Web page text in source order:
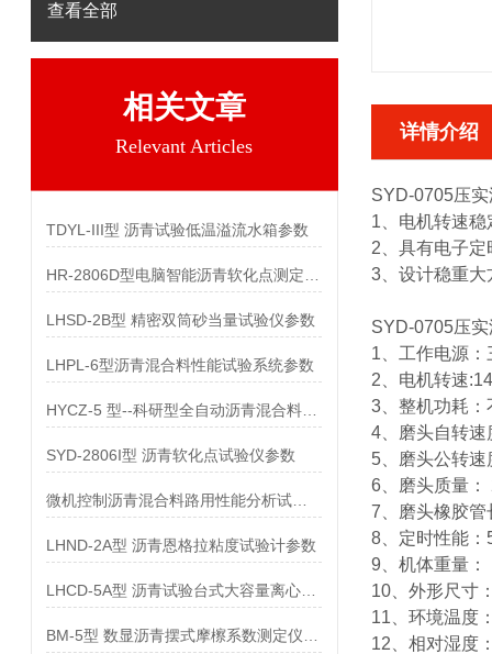
查看全部
相关文章
Relevant Articles
TDYL-III型 沥青试验低温溢流水箱参数
LHSD-2B型 精密双筒砂当量试验仪参数
LHPL-6型沥青混合料性能试验系统参数
SYD-2806I型 沥青软化点试验仪参数
LHND-2A型 沥青恩格拉粘度试验计参数
详情介绍
SYD-0705压
1、电机转速
2、具有电子
3、设计稳重大
SYD-0705压
1、工作电源
2、电机转速
3、整机功耗：
4、磨头自转速
5、磨头公转速
6、磨头质量
7、磨头橡胶
8、定时性能：
9、机体重量
10、外形尺寸
11、环境温度
12、相对湿度